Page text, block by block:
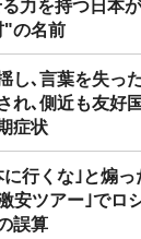
力を持つ日本
"の名前
し､言葉を失っ
れ､側近も友好
症状
行くな｣と煽っ
安ツアー｣でロ
誤算